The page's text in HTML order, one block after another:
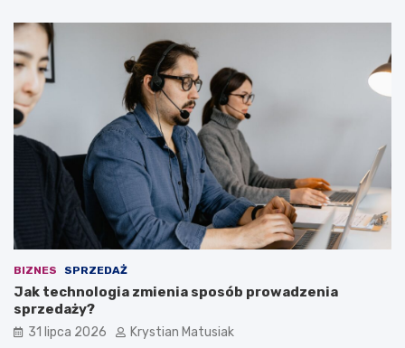
BIZNES SPRZEDAŻ
Jak technologia zmienia sposób prowadzenia
sprzedaży?
31 lipca 2026 Krystian Matusiak